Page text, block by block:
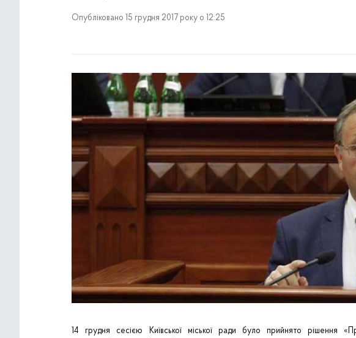
Опубліковано 15 грудня 2017 року о 12:25
14 грудня сесією Київської міської ради було прийнято рішення